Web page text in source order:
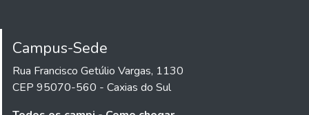
Campus-Sede
Rua Francisco Getúlio Vargas, 1130
CEP 95070-560 - Caxias do Sul